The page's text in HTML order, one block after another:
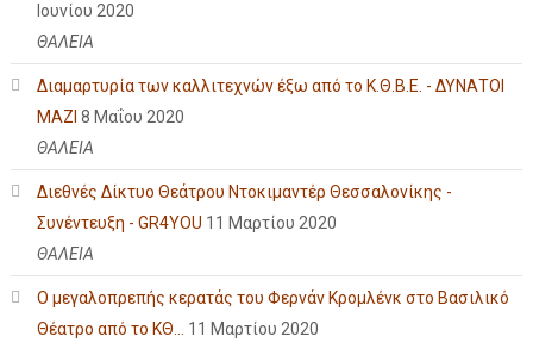
Ιουνίου 2020
ΘΑΛΕΙΑ
Διαμαρτυρία των καλλιτεχνών έξω από το Κ.Θ.Β.Ε. - ΔΥΝΑΤΟΙ
ΜΑΖΙ 8 Μαΐου 2020
ΘΑΛΕΙΑ
Διεθνές Δίκτυο Θεάτρου Ντοκιμαντέρ Θεσσαλονίκης -
Συνέντευξη - GR4YOU 11 Μαρτίου 2020
ΘΑΛΕΙΑ
Ο μεγαλοπρεπής κερατάς του Φερνάν Κρομλένκ στο Βασιλικό
Θέατρο από το ΚΘ...
11 Μαρτίου 2020